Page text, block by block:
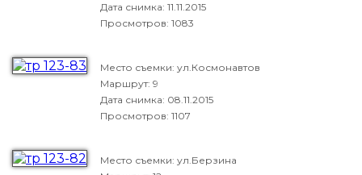
Дата снимка: 11.11.2015
Просмотров: 1083
Место съемки: ул.Космонавтов
Маршрут: 9
Дата снимка: 08.11.2015
Просмотров: 1107
Место съемки: ул.Берзина